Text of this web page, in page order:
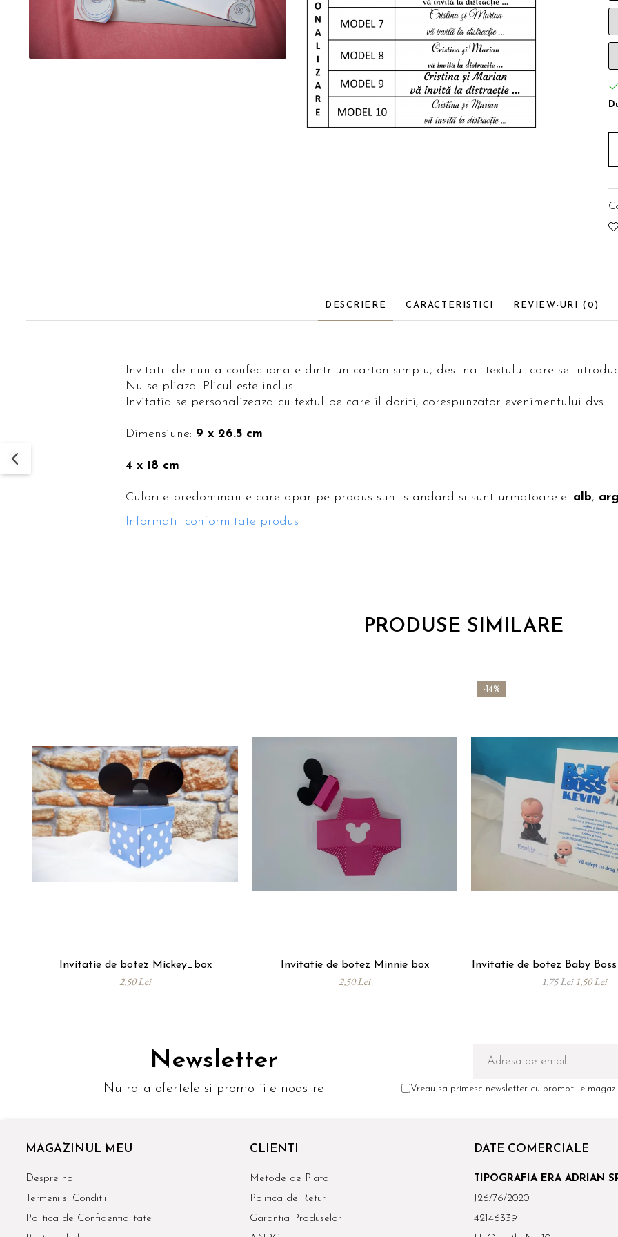
Puzzle personalizat
Plachete personalizate
DESCRIERE CARACTERISTICI REVIEW-URI (0)
Invitatii de nunta confectionate dintr-un carton simplu, destinat textului care se
Nu se pliaza. Plicul este inclus.
Invitatia se personalizeaza cu textul pe care il doriti, corespunzator evenimentului dvs.
Dimensiune: 9 x 26.5 cm
4 x 18 cm
Culorile predominante care apar pe produs sunt standard si sunt urmatoarele: alb,
Informatii conformitate produs
PRODUSE SIMILARE
Invitatie de botez Mickey_box
2,50 Lei
Invitatie de botez Minnie box
2,50 Lei
-14%
Invitatie de botez Baby Boss
1,75 Lei1,50 Lei
Newsletter
Nu rata ofertele si promotiile noastre Vreau sa primesc newsletter cu promotiile
MAGAZINUL MEU
Despre noi
Termeni si Conditii
Politica de Confidentialitate
CLIENTI
Metode de Plata
Politica de Retur
Garantia Produselor
DATE COMERCIALE
TIPOGRAFIA ERA ADRIAN
J26/76/2020
42146339